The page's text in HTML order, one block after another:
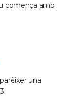
comença amb
una